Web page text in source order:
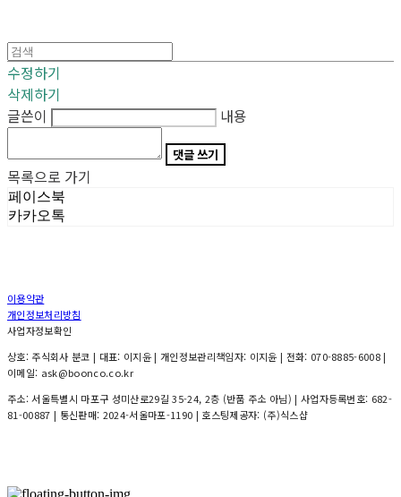
수정하기
삭제하기
글쓴이
내용
댓글 쓰기
목록으로 가기
페이스북
카카오톡
이용약관
개인정보처리방침
사업자정보확인
상호: 주식회사 분코 | 대표: 이지윤 | 개인정보관리책임자: 이지윤 | 전화: 070-8885-6008 |
이메일: ask@boonco.co.kr
주소: 서울특별시 마포구 성미산로29길 35-24, 2층 (반품 주소 아님) | 사업자등록번호: 682-
81-00887 | 통신판매: 2024-서울마포-1190 | 호스팅제공자: (주)식스샵